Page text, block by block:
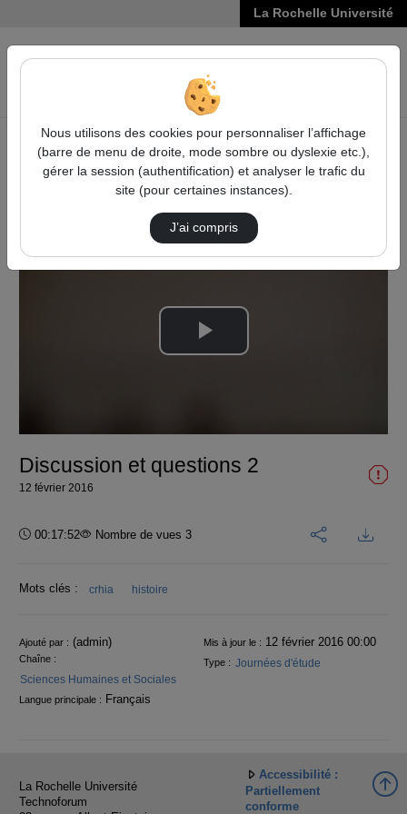
La Rochelle Université
VIDÉOS
Accueil
Sciences Humaines et Sociales
La grande ville, laboratoire de la pluralité
Discussion Et Questions 2
Lire
vidéo
Discussion et questions 2
12 février 2016
Durée :
00:17:52 Nombre de vues 3
Mots clés : crhia histoire
Informations
Ajouté par : (admin) Mis à jour le : 12 février 2016 00:00
Chaîne :
Sciences Humaines et Sociales
Type : Journées d'étude
Langue principale : Français
La Rochelle Université
Technoforum
Accessibilité :
Partiellement
conforme
Nous utilisons des cookies pour personnaliser l’affichage
(barre de menu de droite, mode sombre ou dyslexie etc.),
gérer la session (authentification) et analyser le trafic du
site (pour certaines instances).
J’ai compris